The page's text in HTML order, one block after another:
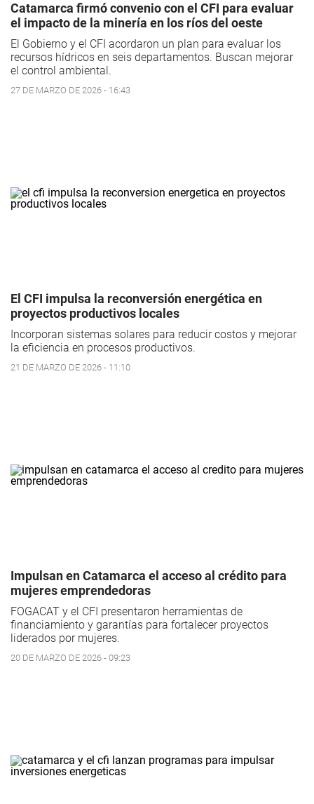
Catamarca firmó convenio con el CFI para evaluar
el impacto de la minería en los ríos del oeste
El Gobierno y el CFI acordaron un plan para evaluar los
recursos hídricos en seis departamentos. Buscan mejorar
el control ambiental.
27 DE MARZO DE 2026 - 16:43
El CFI impulsa la reconversión energética en
proyectos productivos locales
Incorporan sistemas solares para reducir costos y mejorar
la eficiencia en procesos productivos.
21 DE MARZO DE 2026 - 11:10
Impulsan en Catamarca el acceso al crédito para
mujeres emprendedoras
FOGACAT y el CFI presentaron herramientas de
financiamiento y garantías para fortalecer proyectos
liderados por mujeres.
20 DE MARZO DE 2026 - 09:23